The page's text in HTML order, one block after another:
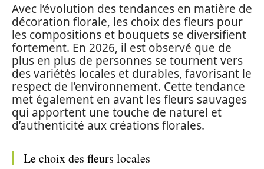
Avec l’évolution des tendances en matière de
décoration florale, les choix des fleurs pour
les compositions et bouquets se diversifient
fortement. En 2026, il est observé que de
plus en plus de personnes se tournent vers
des variétés locales et durables, favorisant le
respect de l’environnement. Cette tendance
met également en avant les fleurs sauvages
qui apportent une touche de naturel et
d’authenticité aux créations florales.
Le choix des fleurs locales